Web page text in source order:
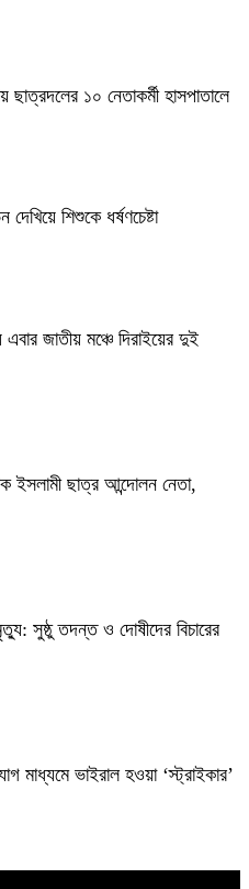
ছাত্রদলের ১০ নেতাকর্মী হাসপাতালে
শিশুকে ধর্ষণচেষ্টা
জাতীয় মঞ্চে দিরাইয়ের দুই
ছাত্র আন্দোলন নেতা,
সুষ্ঠু তদন্ত ও দোষীদের বিচারের
মাধ্যমে ভাইরাল হওয়া ‘স্ট্রাইকার’